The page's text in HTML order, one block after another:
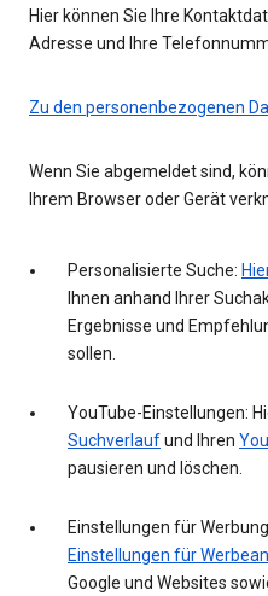
Hier können Sie Ihre
Adresse und Ihre
Zu den personenbezogenen
Wenn Sie abgemeldet sind,
Ihrem Browser oder Gerät
Personalisierte Suche:
Ihnen anhand Ihrer
Ergebnisse und
sollen.
YouTube-Einstellungen:
Suchverlaufund Ihren
pausieren und löschen.
Einstellungen für
Einstellungen für
Google und Websites